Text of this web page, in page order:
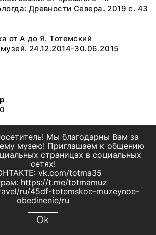
Древности Севера. 2019 с. 43
от А до Я. Тотемский
24.12.2014-30.06.2015
Мы благодарны Вам за
музею! Приглашаем к общению
страницах в социальных
сетях!
vk.com/totma35
https://t.me/totmamuz
ru/45df-totemskoe-muzeynoe-
obedinenie/ru
Ok